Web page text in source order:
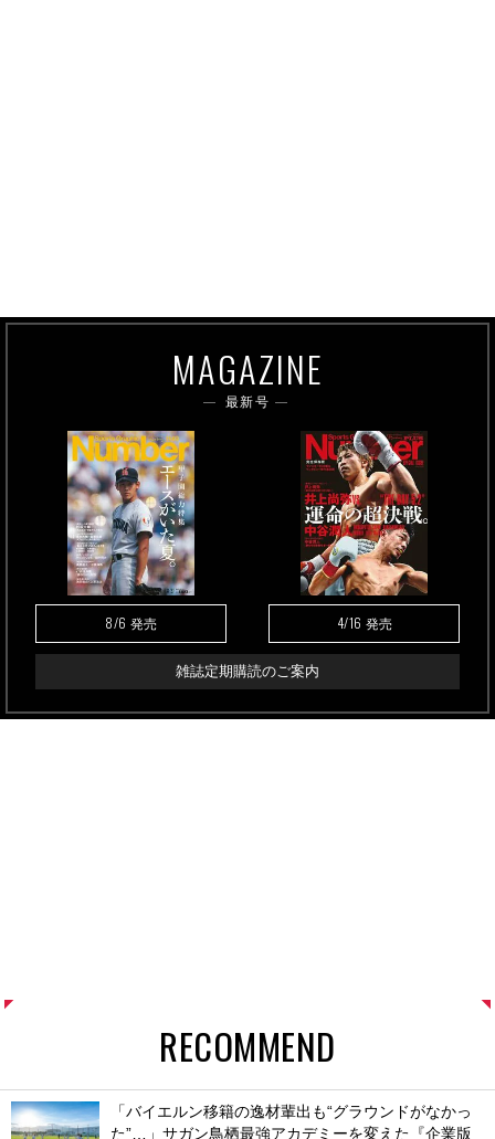
MAGAZINE
最新号
8/6 発売 4/16 発売
雑誌定期購読のご案内
RECOMMEND
「バイエルン移籍の逸材輩出も“グラウンドがなかっ
た”…」サガン鳥栖最強アカデミーを変えた『企業版